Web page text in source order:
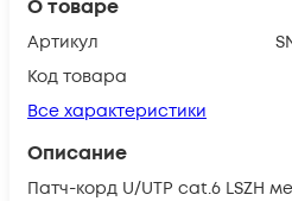
О товаре
Артикул
Код товара
Все характеристики
Описание
Патч-корд U/UTP cat.6 LSZH